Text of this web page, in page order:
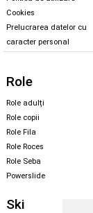
Cookies
Prelucrarea datelor cu
caracter personal
Role
Role adulți
Role copii
Role Fila
Role Roces
Role Seba
Powerslide
Ski